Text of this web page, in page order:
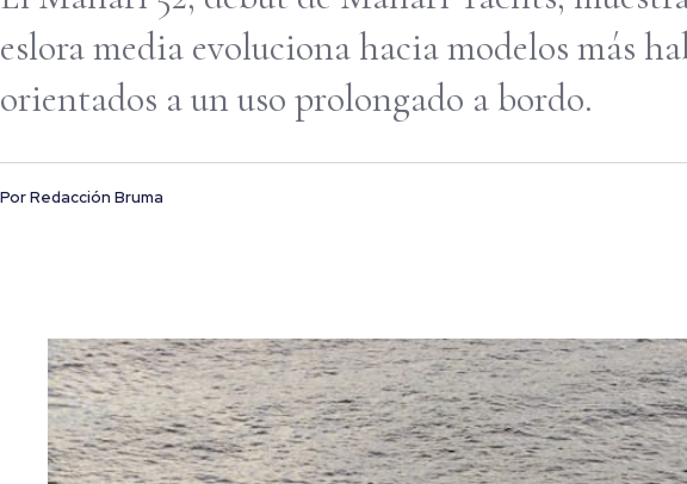
eslora media evoluciona hacia modelos más
orientados a un uso prolongado a bordo.
PorRedacción Bruma